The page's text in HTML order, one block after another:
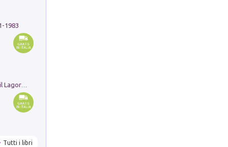
1983
Tutti i libri